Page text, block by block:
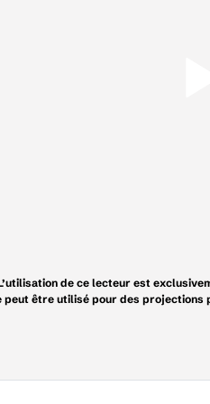
de ce lecteur est
peut être utilisé pour des projections